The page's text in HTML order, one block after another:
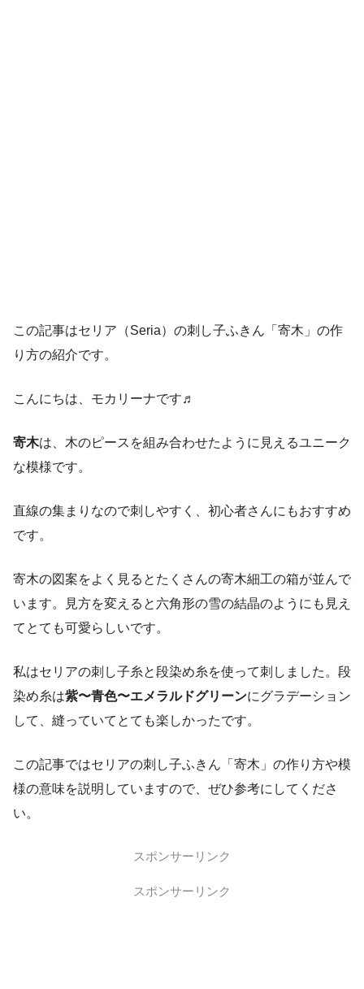
この記事はセリア（Seria）の刺し子ふきん「寄木」の作
り方の紹介です。
こんにちは、モカリーナです♬
寄木は、木のピースを組み合わせたように見えるユニーク
な模様です。
直線の集まりなので刺しやすく、初心者さんにもおすすめ
です。
寄木の図案をよく見るとたくさんの寄木細工の箱が並んで
います。見方を変えると六角形の雪の結晶のようにも見え
てとても可愛らしいです。
私はセリアの刺し子糸と段染め糸を使って刺しました。段
染め糸は紫〜青色〜エメラルドグリーンにグラデーション
して、縫っていてとても楽しかったです。
この記事ではセリアの刺し子ふきん「寄木」の作り方や模
様の意味を説明していますので、ぜひ参考にしてくださ
い。
スポンサーリンク
スポンサーリンク